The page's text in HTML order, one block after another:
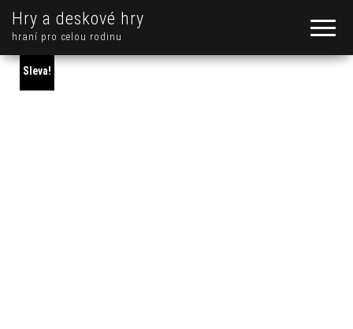
Hry a deskové hry
hraní pro celou rodinu
Sleva!